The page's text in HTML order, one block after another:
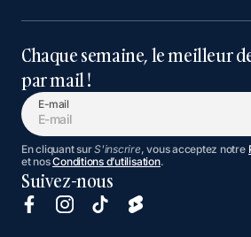
Chaque semaine, le meilleur
par mail !
E-mail
En cliquant surS'inscrire, vous acceptez notre
et nosConditions d’utilisation.
Suivez-nous